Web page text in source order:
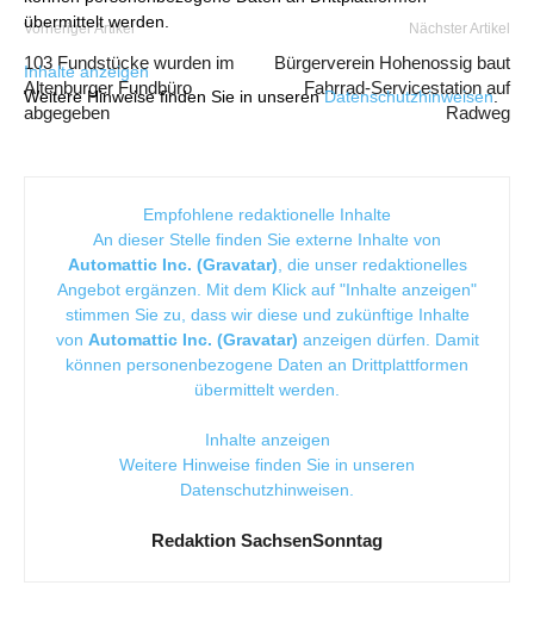
übermittelt werden.
Inhalte anzeigen
Weitere Hinweise finden Sie in unserenDatenschutzhinweisen.
Vorheriger Artikel
103 Fundstücke wurden im
Altenburger Fundbüro
abgegeben
Nächster Artikel
Bürgerverein Hohenossig baut
Fahrrad-Servicestation auf
Radweg
Empfohlene redaktionelle Inhalte
An dieser Stelle finden Sie externe Inhalte von
Automattic Inc. (Gravatar) , die unser redaktionelles
Angebot ergänzen. Mit dem Klick auf "Inhalte anzeigen"
stimmen Sie zu, dass wir diese und zukünftige Inhalte
von Automattic Inc. (Gravatar) anzeigen dürfen. Damit
können personenbezogene Daten an Drittplattformen
übermittelt werden.
Inhalte anzeigen
Weitere Hinweise finden Sie in unseren
Datenschutzhinweisen
Redaktion SachsenSonntag